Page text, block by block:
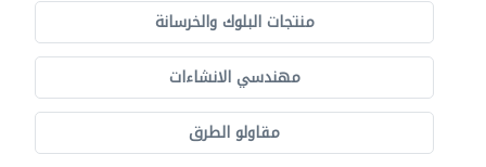
منتجات البلوك والخرسانة
مهندسي الانشاءات
مقاولو الطرق